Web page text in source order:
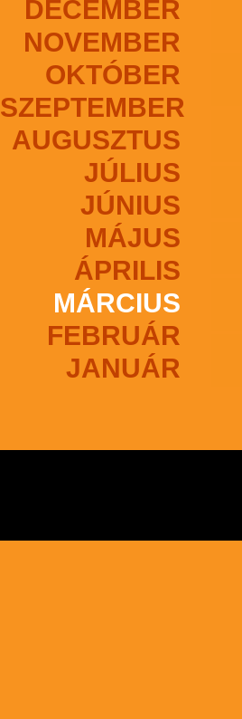
DECEMBER
NOVEMBER
OKTÓBER
SZEPTEMBER
AUGUSZTUS
JÚLIUS
JÚNIUS
MÁJUS
ÁPRILIS
MÁRCIUS
FEBRUÁR
JANUÁR